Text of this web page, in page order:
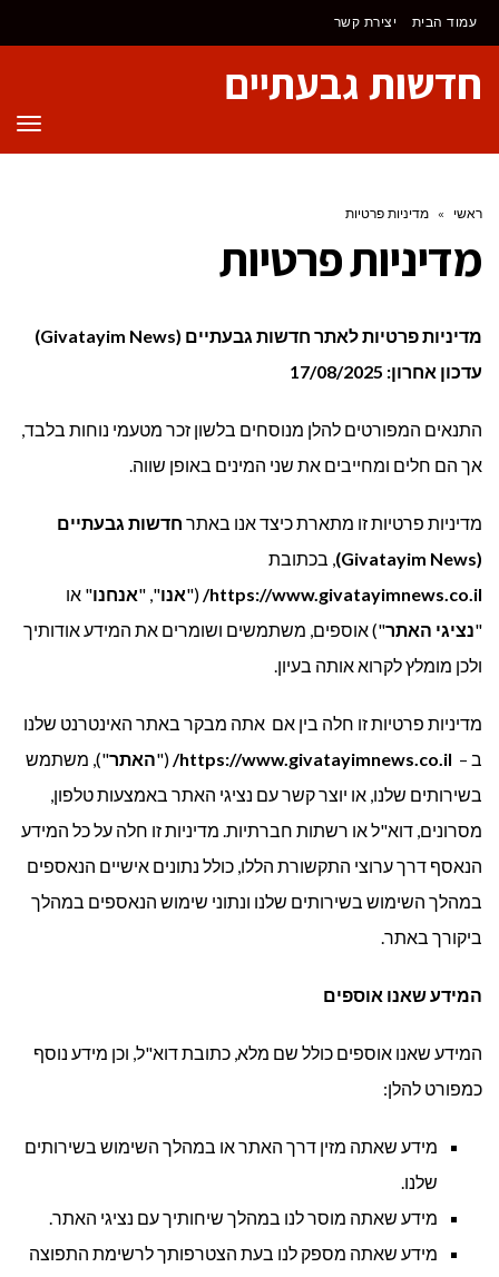
לתוכן
עמוד הבית יצירת קשר
חדשות גבעתיים
ראשי » מדיניות פרטיות
מדיניות פרטיות
מדיניות פרטיות לאתר חדשות גבעתיים (Givatayim News)
עדכון אחרון: 17/08/2025
התנאים המפורטים להלן מנוסחים בלשון זכר מטעמי נוחות בלבד,
אך הם חלים ומחייבים את שני המינים באופן שווה.
מדיניות פרטיות זו מתארת כיצד אנו באתר חדשות גבעתיים
(Givatayim News)
, בכתובת
https://www.givatayimnews.co.il/
("אנו", "אנחנו" או
"נציגי האתר") אוספים, משתמשים ושומרים את המידע אודותיך
ולכן מומלץ לקרוא אותה בעיון.
מדיניות פרטיות זו חלה בין אם אתה מבקר באתר האינטרנט שלנו
ב – https://www.givatayimnews.co.il/
("האתר"), משתמש
בשירותים שלנו, או יוצר קשר עם נציגי האתר באמצעות טלפון,
מסרונים, דוא"ל או רשתות חברתיות. מדיניות זו חלה על כל המידע
הנאסף דרך ערוצי התקשורת הללו, כולל נתונים אישיים הנאספים
במהלך השימוש בשירותים שלנו ונתוני שימוש הנאספים במהלך
ביקורך באתר.
המידע שאנו אוספים
המידע שאנו אוספים כולל שם מלא, כתובת דוא"ל, וכן מידע נוסף
כמפורט להלן:
מידע שאתה מזין דרך האתר או במהלך השימוש בשירותים
שלנו.
מידע שאתה מוסר לנו במהלך שיחותיך עם נציגי האתר.
מידע שאתה מספק לנו בעת הצטרפותך לרשימת התפוצה